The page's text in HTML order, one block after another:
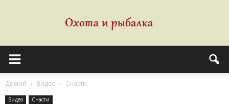
Домой Видео Снасти
Видео Снасти